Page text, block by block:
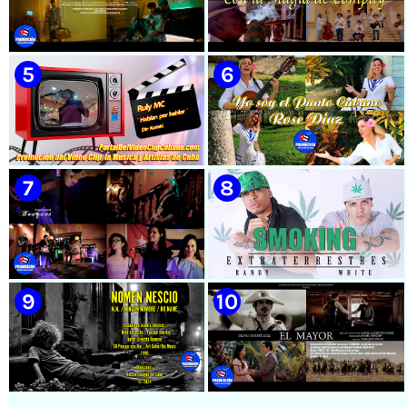
🟡 Susel Gómez (La China) ||
¨Oye Mi Leloley¨ || Director:
Onelio Jesús Larralde González
|| Música popular bailable
cubana || Videoclip || CUBA
🟡 El Taiger & El Happy ||
¨Habla Matador¨ || Videoclip
Animado || Director: Arí Bayolo
|| Música Urbana Cubana ||
CUBA
🟡 Naldo - ¨Falsas Promesas¨ 📺
Videoclip - 🎬 Dirección:
Visualeme
🟡 Grupo Compay Segundo ||
¨Con La Magia de Compay¨ ||
Música popular tradicional
cubana || Videoclip || CUBA
🟡 Ruly MC || ¨Hablan por
hablar¨ || Realizador: Kuriaki ||
Videoclip || Música Urbana
Cubana || RAP || CUBA
🟡 Rose Díaz || ¨Yo soy el Punto
Cubano¨ (Autores: Celina
González y Reutilio
Domínguez) || Director:
Yuliades Mariño Cabello ||
Música popular tradicional
cubana - Punto Cubano -
Punto Guajiro || Videoclip ||
CUBA
🟡 Bouquet - ¨Dressed Up
Animal¨ 📺 Videoclip - 🎬
Director: Mauricio Figueiral
🟡 Randy & White -
Extraterrestres - ¨Smoking¨ -
Videoclip - Dirección: Pepe